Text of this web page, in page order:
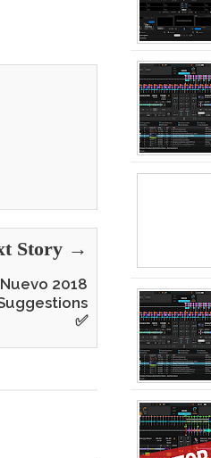
Story →
2018
✅